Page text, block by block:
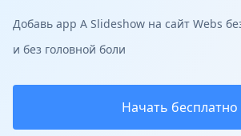
Добавь app A Slideshow на сайт Webs
и без головной боли
Начать бесплатно